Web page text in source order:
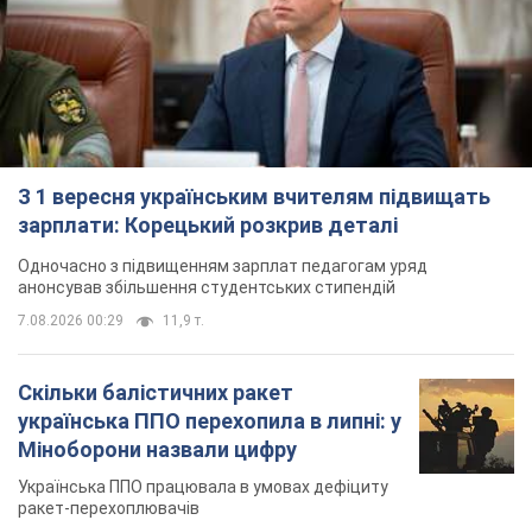
З 1 вересня українським вчителям підвищать
зарплати: Корецький розкрив деталі
Одночасно з підвищенням зарплат педагогам уряд
анонсував збільшення студентських стипендій
7.08.2026 00:29 11,9 т.
Скільки балістичних ракет
українська ППО перехопила в липні: у
Міноборони назвали цифру
Українська ППО працювала в умовах дефіциту
ракет-перехоплювачів